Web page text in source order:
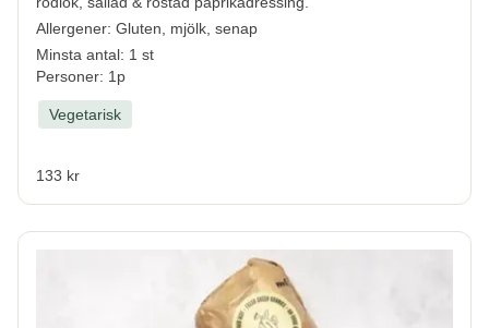
Allergener: Gluten, mjölk, senap
Minsta antal: 1 st
Personer: 1p
Vegetarisk
133 kr